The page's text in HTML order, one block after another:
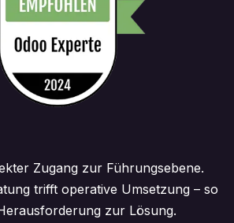
Zugang zur Führungsebene.
trifft operative Umsetzung – so
zur Lösung.